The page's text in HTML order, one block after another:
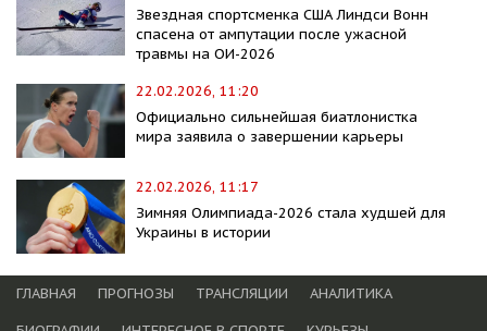
Звездная спортсменка США Линдси Вонн
спасена от ампутации после ужасной
травмы на ОИ-2026
22.02.2026, 11:20
Официально сильнейшая биатлонистка
мира заявила о завершении карьеры
22.02.2026, 11:17
Зимняя Олимпиада-2026 стала худшей для
Украины в истории
ГЛАВНАЯ ПРОГНОЗЫ ТРАНСЛЯЦИИ
АНАЛИТИКА